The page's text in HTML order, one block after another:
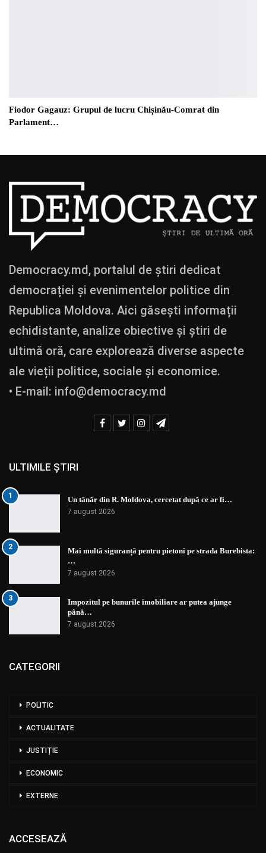
Fiodor Gagauz: Grupul de lucru Chișinău-Comrat din
Parlament…
Democracy.md, portalul de știri dedicat
democrației și evenimentelor politice din
Republica Moldova. Aici găsești informații
echidistante, analize obiective și știri de
ultimă oră, care explorează diverse aspecte
ale vieții politice, sociale și economice.
• E-mail: info@democracy.md
ULTIMILE ȘTIRI
1 Un tânăr din R. Moldova, cercetat după ce ar fi…
7 august 2026
2
Mai multă siguranță pentru pietoni pe strada Burebista:
…
7 august 2026
3
Impozitul pe bunurile imobiliare ar putea ajunge
până…
7 august 2026
CATEGORII
POLITIC
ACTUALITATE
JUSTIȚIE
ECONOMIC
EXTERNE
ACCESEAZĂ